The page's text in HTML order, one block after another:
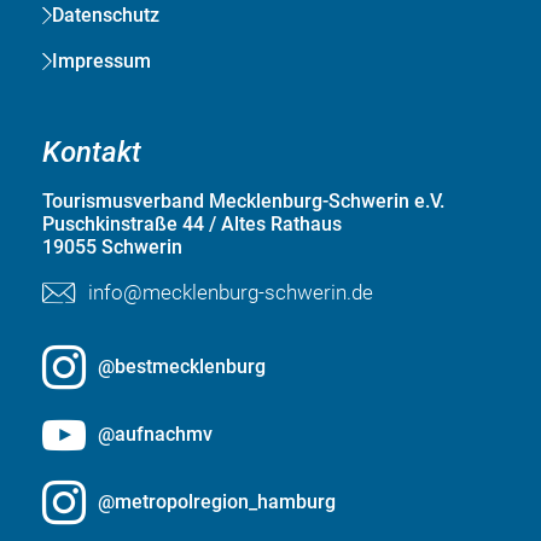
Datenschutz
Impressum
Kontakt
Tourismusverband Mecklenburg-Schwerin e.V.
Puschkinstraße 44 / Altes Rathaus
19055 Schwerin
info@mecklenburg-schwerin.de
@bestmecklenburg
@aufnachmv
@metropolregion_hamburg